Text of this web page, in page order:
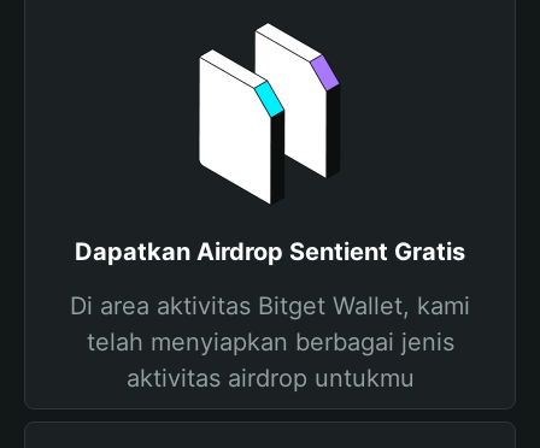
Dapatkan Airdrop Sentient Gratis
Di area aktivitas Bitget Wallet, kami
telah menyiapkan berbagai jenis
aktivitas airdrop untukmu